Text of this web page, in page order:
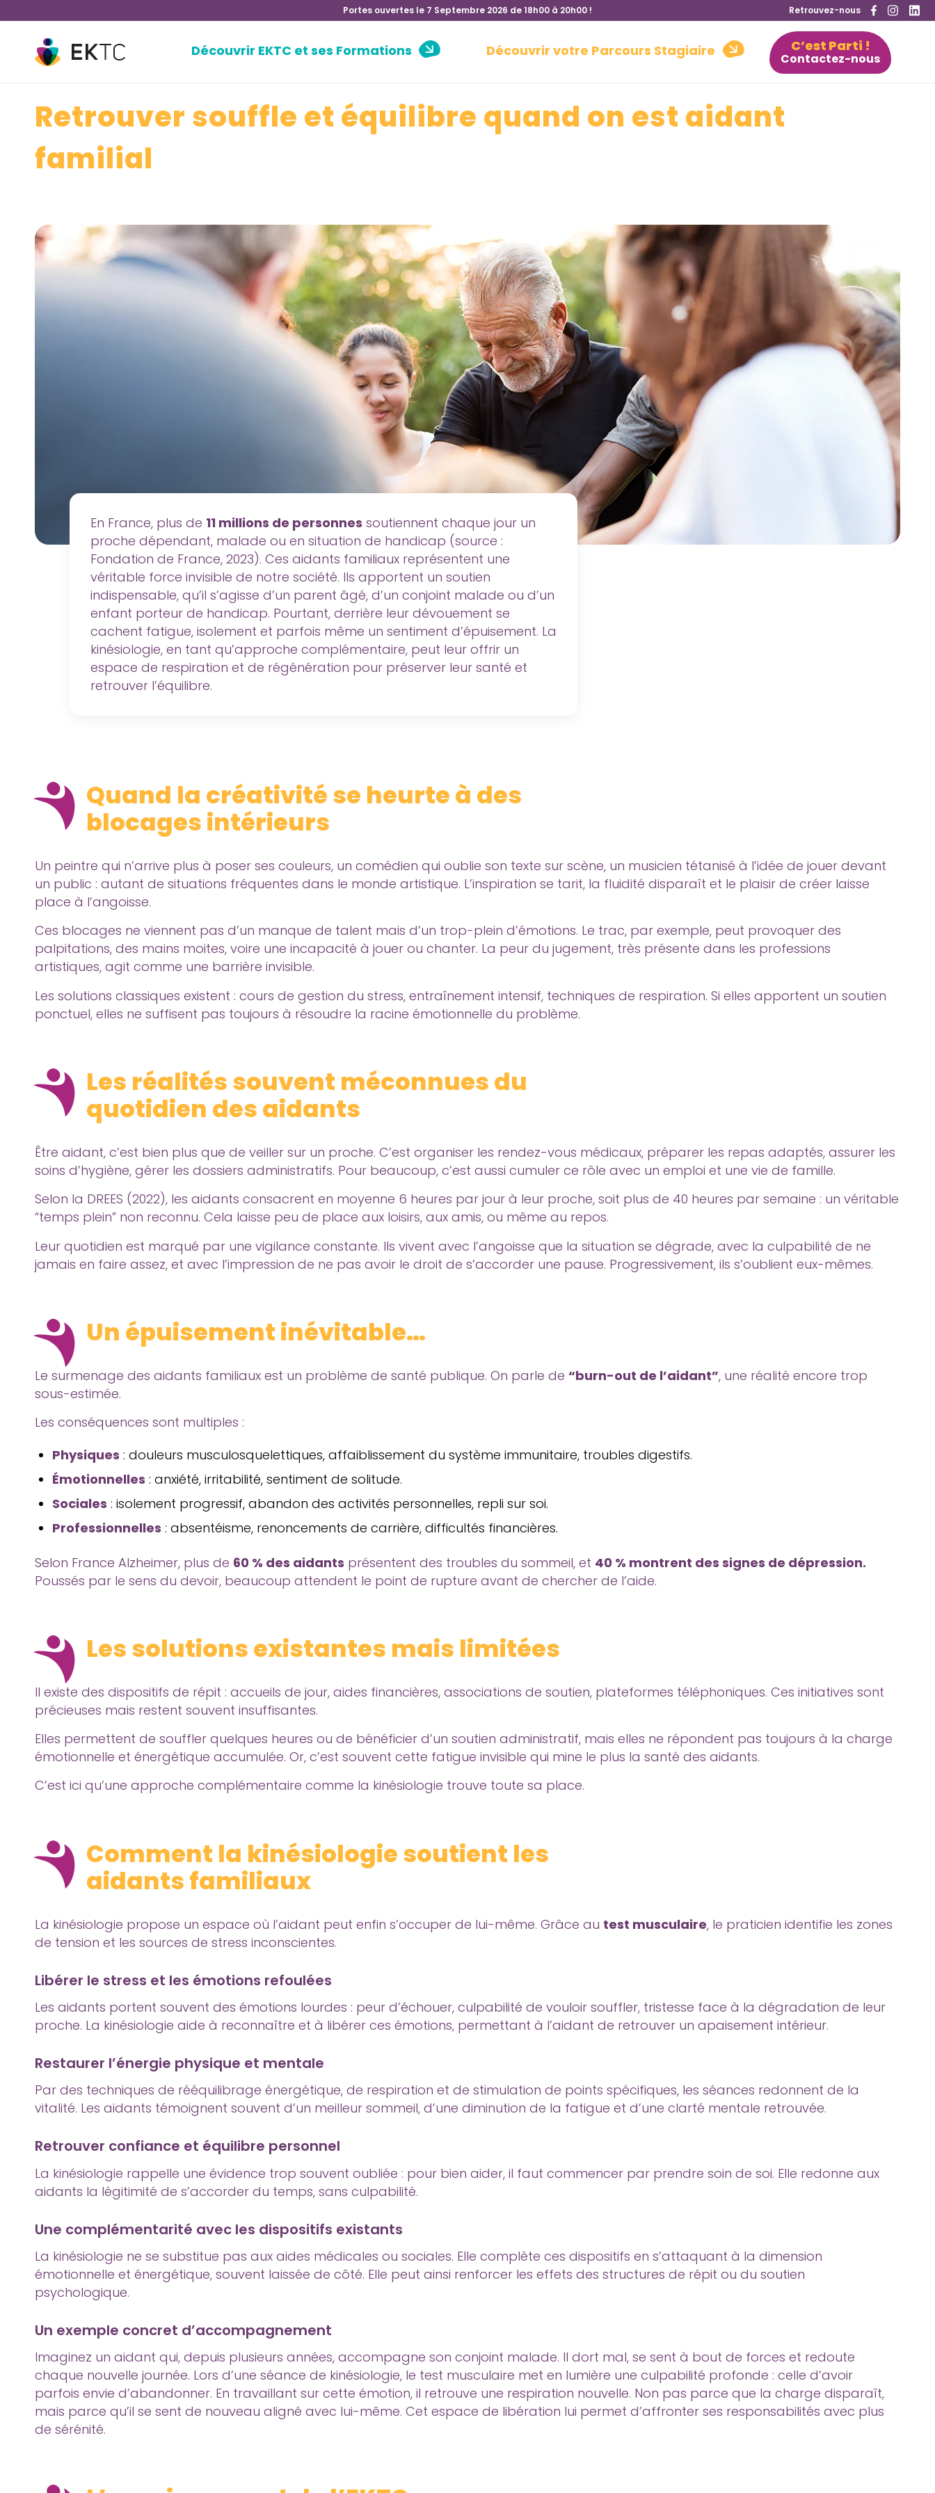
Portes ouvertes le 7 Septembre 2026 de 18h00 à 20h00 ! Retrouvez-nous
Découvrir EKTC et ses Formations Découvrir votre Parcours Stagiaire C’est Parti !
Contactez-nous
Retrouver souffle et équilibre quand on est aidant
familial
En France, plus de 11 millions de personnes soutiennent chaque jour un
proche dépendant, malade ou en situation de handicap (source :
Fondation de France, 2023). Ces aidants familiaux représentent une
véritable force invisible de notre société. Ils apportent un soutien
indispensable, qu’il s’agisse d’un parent âgé, d’un conjoint malade ou d’un
enfant porteur de handicap. Pourtant, derrière leur dévouement se
cachent fatigue, isolement et parfois même un sentiment d’épuisement. La
kinésiologie, en tant qu’approche complémentaire, peut leur offrir un
espace de respiration et de régénération pour préserver leur santé et
retrouver l’équilibre.
Quand la créativité se heurte à des
blocages intérieurs
Un peintre qui n’arrive plus à poser ses couleurs, un comédien qui oublie son texte sur scène, un musicien tétanisé à l’idée de jouer devant
un public : autant de situations fréquentes dans le monde artistique. L’inspiration se tarit, la fluidité disparaît et le plaisir de créer laisse
place à l’angoisse.
Ces blocages ne viennent pas d’un manque de talent mais d’un trop-plein d’émotions. Le trac, par exemple, peut provoquer des
palpitations, des mains moites, voire une incapacité à jouer ou chanter. La peur du jugement, très présente dans les professions
artistiques, agit comme une barrière invisible.
Les solutions classiques existent : cours de gestion du stress, entraînement intensif, techniques de respiration. Si elles apportent un soutien
ponctuel, elles ne suffisent pas toujours à résoudre la racine émotionnelle du problème.
Les réalités souvent méconnues du
quotidien des aidants
Être aidant, c’est bien plus que de veiller sur un proche. C’est organiser les rendez-vous médicaux, préparer les repas adaptés, assurer les
soins d’hygiène, gérer les dossiers administratifs. Pour beaucoup, c’est aussi cumuler ce rôle avec un emploi et une vie de famille.
Selon la DREES (2022), les aidants consacrent en moyenne 6 heures par jour à leur proche, soit plus de 40 heures par semaine : un véritable
“temps plein” non reconnu. Cela laisse peu de place aux loisirs, aux amis, ou même au repos.
Leur quotidien est marqué par une vigilance constante. Ils vivent avec l’angoisse que la situation se dégrade, avec la culpabilité de ne
jamais en faire assez, et avec l’impression de ne pas avoir le droit de s’accorder une pause. Progressivement, ils s’oublient eux-mêmes.
Un épuisement inévitable…
Le surmenage des aidants familiaux est un problème de santé publique. On parle de “burn-out de l’aidant”, une réalité encore trop
sous-estimée.
Les conséquences sont multiples :
Physiques : douleurs musculosquelettiques, affaiblissement du système immunitaire, troubles digestifs.
Émotionnelles : anxiété, irritabilité, sentiment de solitude.
Sociales : isolement progressif, abandon des activités personnelles, repli sur soi.
Professionnelles : absentéisme, renoncements de carrière, difficultés financières.
Selon France Alzheimer, plus de 60 % des aidants présentent des troubles du sommeil, et 40 % montrent des signes de dépression.
Poussés par le sens du devoir, beaucoup attendent le point de rupture avant de chercher de l’aide.
Les solutions existantes mais limitées
Il existe des dispositifs de répit : accueils de jour, aides financières, associations de soutien, plateformes téléphoniques. Ces initiatives sont
précieuses mais restent souvent insuffisantes.
Elles permettent de souffler quelques heures ou de bénéficier d’un soutien administratif, mais elles ne répondent pas toujours à la charge
émotionnelle et énergétique accumulée. Or, c’est souvent cette fatigue invisible qui mine le plus la santé des aidants.
C’est ici qu’une approche complémentaire comme la kinésiologie trouve toute sa place.
Comment la kinésiologie soutient les
aidants familiaux
La kinésiologie propose un espace où l’aidant peut enfin s’occuper de lui-même. Grâce au test musculaire, le praticien identifie les zones
de tension et les sources de stress inconscientes.
Libérer le stress et les émotions refoulées
Les aidants portent souvent des émotions lourdes : peur d’échouer, culpabilité de vouloir souffler, tristesse face à la dégradation de leur
proche. La kinésiologie aide à reconnaître et à libérer ces émotions, permettant à l’aidant de retrouver un apaisement intérieur.
Restaurer l’énergie physique et mentale
Par des techniques de rééquilibrage énergétique, de respiration et de stimulation de points spécifiques, les séances redonnent de la
vitalité. Les aidants témoignent souvent d’un meilleur sommeil, d’une diminution de la fatigue et d’une clarté mentale retrouvée.
Retrouver confiance et équilibre personnel
La kinésiologie rappelle une évidence trop souvent oubliée : pour bien aider, il faut commencer par prendre soin de soi. Elle redonne aux
aidants la légitimité de s’accorder du temps, sans culpabilité.
Une complémentarité avec les dispositifs existants
La kinésiologie ne se substitue pas aux aides médicales ou sociales. Elle complète ces dispositifs en s’attaquant à la dimension
émotionnelle et énergétique, souvent laissée de côté. Elle peut ainsi renforcer les effets des structures de répit ou du soutien
psychologique.
Un exemple concret d’accompagnement
Imaginez un aidant qui, depuis plusieurs années, accompagne son conjoint malade. Il dort mal, se sent à bout de forces et redoute
chaque nouvelle journée. Lors d’une séance de kinésiologie, le test musculaire met en lumière une culpabilité profonde : celle d’avoir
parfois envie d’abandonner. En travaillant sur cette émotion, il retrouve une respiration nouvelle. Non pas parce que la charge disparaît,
mais parce qu’il se sent de nouveau aligné avec lui-même. Cet espace de libération lui permet d’affronter ses responsabilités avec plus
de sérénité.